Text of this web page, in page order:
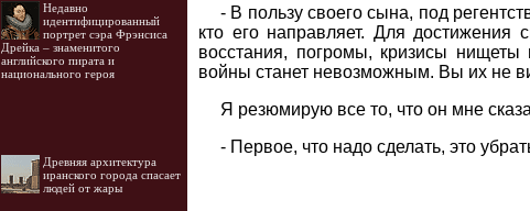
Недавно
идентифицированный
портрет сэра Фрэнсиса
Дрейка – знаменитого
английского пирата и
национального героя
Древняя архитектура
иранского города спасает
людей от жары
- В пользу своего сына, под
кто его направляет. Для
восстания, погромы, кризисы
войны станет невозможным. Вы их не
Я резюмирую все то, что он мне
- Первое, что надо сделать, это